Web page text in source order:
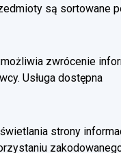
są sortowane
zwrócenie
Usługa dostępna
strony